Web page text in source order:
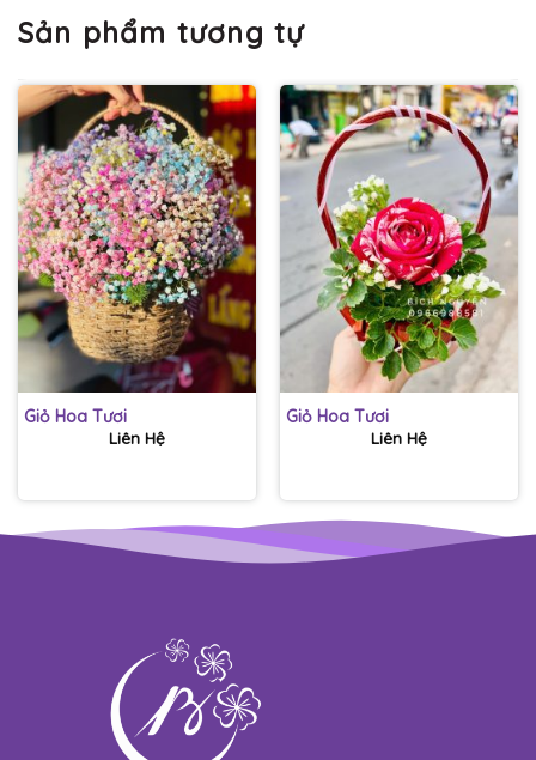
Sản phẩm tương tự
Giỏ Hoa Tươi
Liên Hệ
Giỏ Hoa Tươi
Liên Hệ